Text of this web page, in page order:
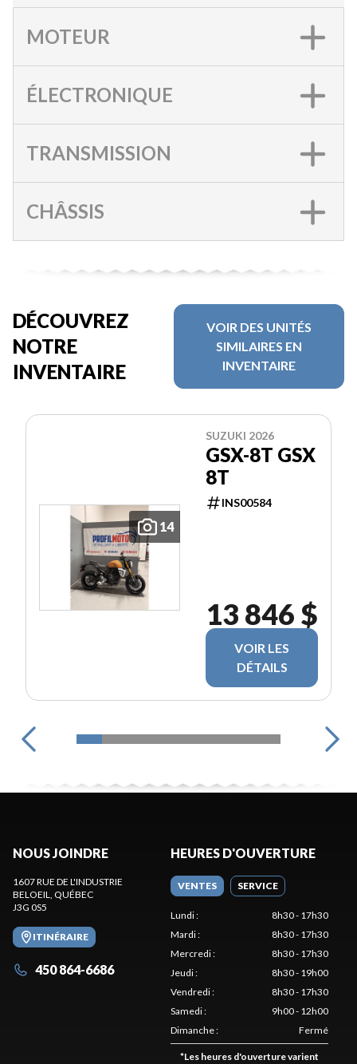
MOTEUR
ÉLECTRONIQUE
TRANSMISSION
CHÂSSIS
DÉCOUVREZ
NOTRE
INVENTAIRE
VOIR DES UNITÉS
SIMILAIRES EN
INVENTAIRE
14
SUZUKI 2026
GSX-8T GSX
8T
INS00584
13 846 $
VOIR LES
DÉTAILS
NOUS JOINDRE
1607 RUE DE L'INDUSTRIE
BELOEIL
, QUÉBEC
J3G 0S5
ITINÉRAIRE
450 864-6686
HEURES D'OUVERTURE
VENTES SERVICE
Lundi:
8h30 - 17h30
Mardi:
8h30 - 17h30
Mercredi:
8h30 - 17h30
Jeudi:
8h30 - 19h00
Vendredi:
8h30 - 17h30
Samedi:
9h00 - 12h00
Dimanche: Fermé
*Les heures d'ouverture varient